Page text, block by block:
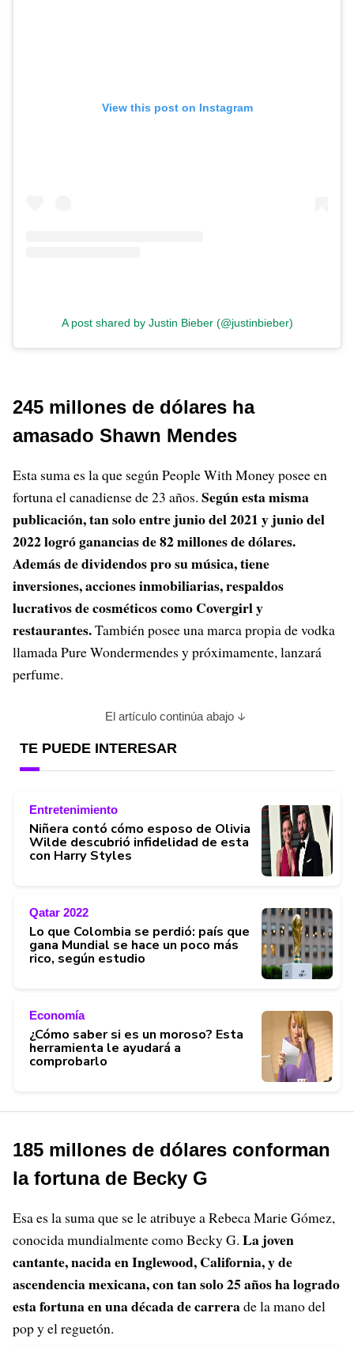
View this post on Instagram
A post shared by Justin Bieber (@justinbieber)
245 millones de dólares ha
amasado Shawn Mendes
Esta suma es la que según People With Money posee en
fortuna el canadiense de 23 años. Según esta misma
publicación, tan solo entre junio del 2021 y junio del
2022 logró ganancias de 82 millones de dólares.
Además de dividendos pro su música, tiene
inversiones, acciones inmobiliarias, respaldos
lucrativos de cosméticos como Covergirl y
restaurantes.También posee una marca propia de vodka
llamada Pure Wondermendes y próximamente, lanzará
perfume.
El artículo continúa abajo
TE PUEDE INTERESAR
Entretenimiento
Niñera contó cómo esposo de Olivia
Wilde descubrió infidelidad de esta
con Harry Styles
Qatar 2022
Lo que Colombia se perdió: país que
gana Mundial se hace un poco más
rico, según estudio
Economía
¿Cómo saber si es un moroso? Esta
herramienta le ayudará a
comprobarlo
185 millones de dólares conforman
la fortuna de Becky G
Esa es la suma que se le atribuye a Rebeca Marie Gómez,
conocida mundialmente como Becky G. La joven
cantante, nacida en Inglewood, California, y de
ascendencia mexicana, con tan solo 25 años ha logrado
esta fortuna en una década de carrerade la mano del
pop y el reguetón.